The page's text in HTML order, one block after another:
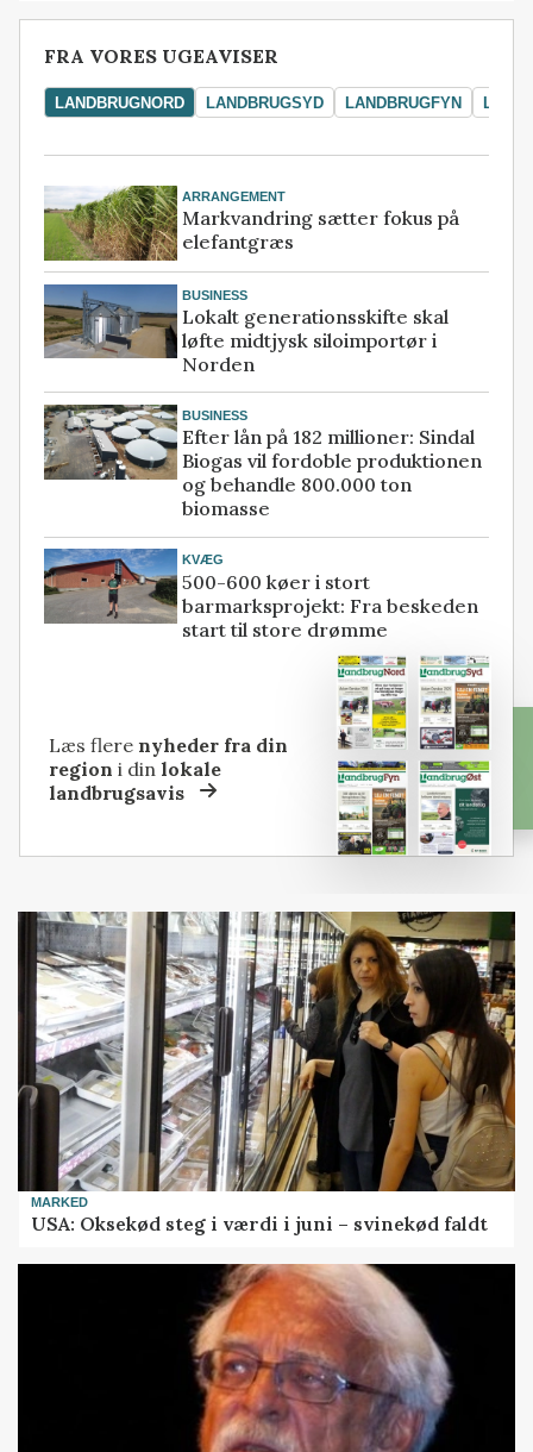
FRA VORES UGEAVISER
LANDBRUGNORD LANDBRUGSYD LANDBRUGFYN
ARRANGEMENT
Markvandring sætter fokus på
elefantgræs
BUSINESS
Lokalt generationsskifte skal
løfte midtjysk siloimportør i
Norden
BUSINESS
Efter lån på 182 millioner: Sindal
Biogas vil fordoble produktionen
og behandle 800.000 ton
biomasse
KVÆG
500-600 køer i stort
barmarksprojekt: Fra beskeden
start til store drømme
Læs flere nyheder fra din
region i dinlokale
landbrugsavis
MARKED
USA: Oksekød steg i værdi i juni – svinekød faldt